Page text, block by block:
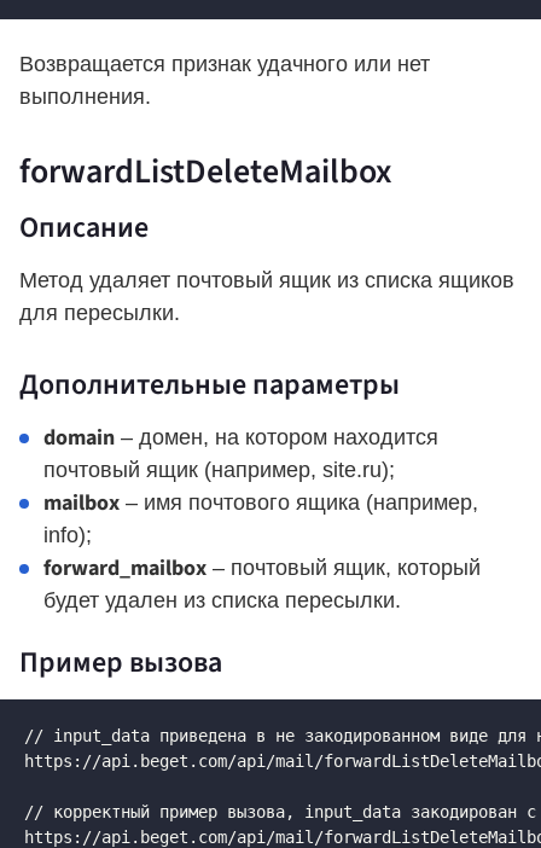
Возвращается признак удачного или нет
выполнения.
forwardListDeleteMailbox
Описание
Метод удаляет почтовый ящик из списка ящиков
для пересылки.
Дополнительные параметры
domain – домен, на котором находится
почтовый ящик (например, site.ru);
mailbox – имя почтового ящика (например,
info);
forward_mailbox – почтовый ящик, который
будет удален из списка пересылки.
Пример вызова
// input_data приведена в не закодированном виде для
https://api.beget.com/api/mail/
// корректный пример вызова, input_data закодирован
https://api.beget.com/api/mail/